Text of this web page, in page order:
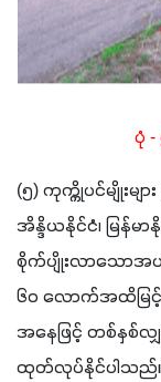
ပုံ
(၅) ကုက္ကိုပင်မျိုးမျ
အိန္ဒိယနိုင်ငံ၊ မြ
စိုက်ပျိုးလာသောအ
၆၀ လောက်အထိမြင့်
အနေဖြင့် တစ်နှ
ထုတ်လုပ်နိုင်ပါသည်။ နွ